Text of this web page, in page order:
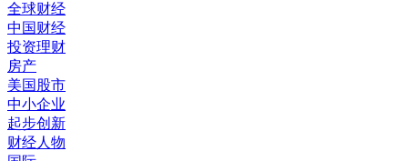
全球财经
中国财经
投资理财
房产
美国股市
中小企业
起步创新
财经人物